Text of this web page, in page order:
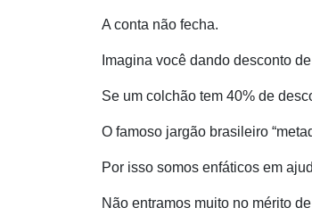
A conta não fecha.
Imagina você dando desconto
Se um colchão tem 40% de
O famoso jargão brasileiro
Por isso somos enfáticos em
Não entramos muito no mérito